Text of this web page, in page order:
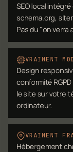
SEO local
schema.org,
Pas du "on verra
VRAIMENT
Design
conformité
le site sur votre
ordinateur.
VRAIMENT
Hébergement